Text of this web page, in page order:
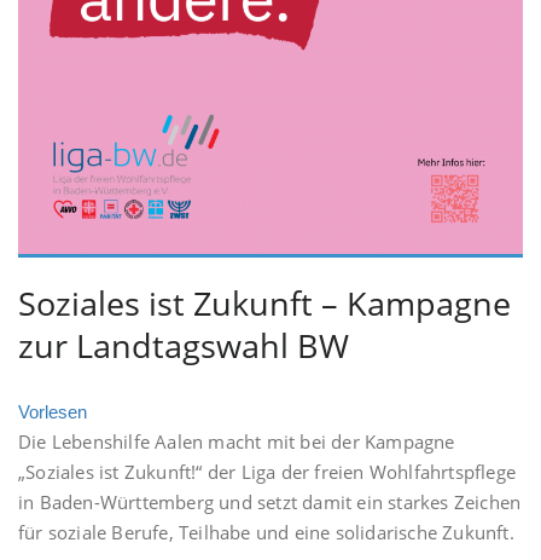
Soziales ist Zukunft – Kampagne
zur Landtagswahl BW
Vorlesen
Die Lebenshilfe Aalen macht mit bei der Kampagne
„Soziales ist Zukunft!“ der Liga der freien Wohlfahrtspflege
in Baden-Württemberg und setzt damit ein starkes Zeichen
für soziale Berufe, Teilhabe und eine solidarische Zukunft.